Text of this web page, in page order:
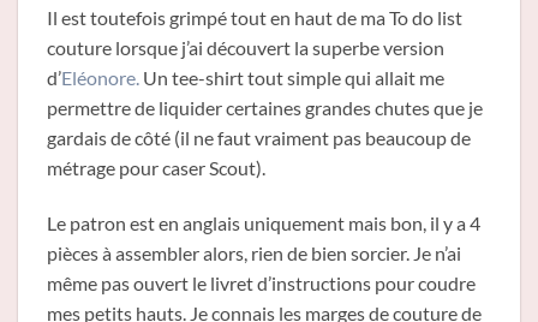
Il est toutefois grimpé tout en haut de ma To do list
couture lorsque j’ai découvert la superbe version
d’Eléonore. Un tee-shirt tout simple qui allait me
permettre de liquider certaines grandes chutes que je
gardais de côté (il ne faut vraiment pas beaucoup de
métrage pour caser Scout).
Le patron est en anglais uniquement mais bon, il y a 4
pièces à assembler alors, rien de bien sorcier. Je n’ai
même pas ouvert le livret d’instructions pour coudre
mes petits hauts. Je connais les marges de couture de